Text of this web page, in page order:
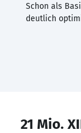
Schon als
deutlich
21 Mio.